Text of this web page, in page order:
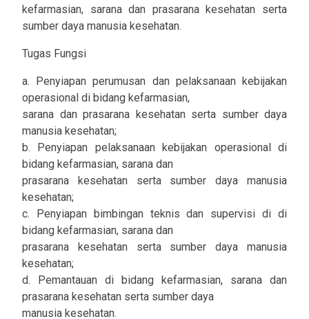
kefarmasian, sarana dan prasarana kesehatan serta
sumber daya manusia kesehatan.
Tugas Fungsi
a. Penyiapan perumusan dan pelaksanaan kebijakan
operasional di bidang kefarmasian,
sarana dan prasarana kesehatan serta sumber daya
manusia kesehatan;
b. Penyiapan pelaksanaan kebijakan operasional di
bidang kefarmasian, sarana dan
prasarana kesehatan serta sumber daya manusia
kesehatan;
c. Penyiapan bimbingan teknis dan supervisi di di
bidang kefarmasian, sarana dan
prasarana kesehatan serta sumber daya manusia
kesehatan;
d. Pemantauan di bidang kefarmasian, sarana dan
prasarana kesehatan serta sumber daya
manusia kesehatan.